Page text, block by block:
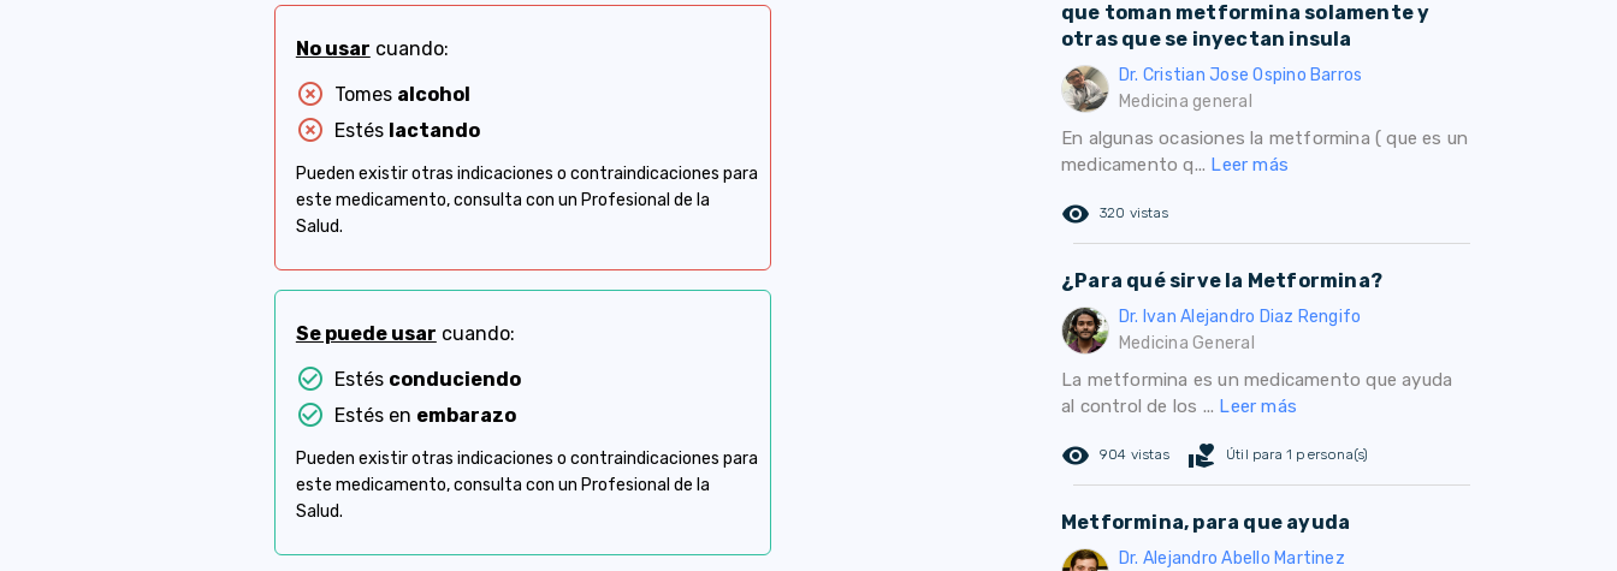
No usar cuando:
highlight_off Tomes alcohol
highlight_off Estés lactando
Pueden existir otras indicaciones o contraindicaciones para
este medicamento, consulta con un Profesional de la
Salud.
Se puede usar cuando:
check_circle_outline Estés conduciendo
check_circle_outline Estés en embarazo
Pueden existir otras indicaciones o contraindicaciones para
este medicamento, consulta con un Profesional de la
Salud.
que toman metformina solamente y
otras que se inyectan insula
Dr. Cristian Jose Ospino Barros
Medicina general
En algunas ocasiones la metformina ( que es un
medicamento q... Leer más
remove_red_eye 320 vistas
¿Para qué sirve la Metformina?
Dr. Ivan Alejandro Diaz Rengifo
Medicina General
La metformina es un medicamento que ayuda
al control de los ... Leer más
remove_red_eye 904 vistas volunteer_activism Útil para 1 persona(s)
Metformina, para que ayuda
Dr. Alejandro Abello Martinez